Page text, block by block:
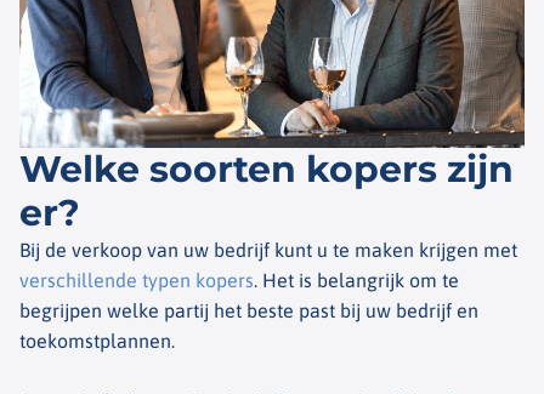
Welke soorten kopers zijn
er?
Bij de verkoop van uw bedrijf kunt u te maken krijgen met
verschillende typen kopers. Het is belangrijk om te
begrijpen welke partij het beste past bij uw bedrijf en
toekomstplannen.